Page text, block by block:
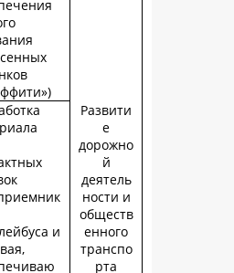
Развити
е
дорожно
й
деятель
ности и
обществ
енного
транспо
рта
и